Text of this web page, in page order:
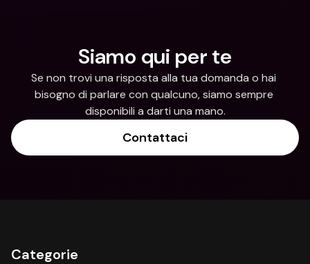
Siamo qui per te
Se non trovi una risposta alla tua domanda o hai
bisogno di parlare con qualcuno, siamo sempre
disponibili a darti una mano.
Contattaci
Categorie